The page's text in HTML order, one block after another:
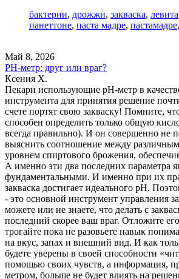
бактерии, дрожжи, закваска, левита
панеттоне, паста мадре, пастамадре,
Май 8, 2026
PH-метр: друг или враг?
Ксения Х.
Пекари использующие pH-метр в
инструмента для принятия решение
счете портят свою закваску! Помните,
способен определить только общую
всегда правильно). И он совершенно не
выяснить соотношение между
уровнем спиртового брожения,
А именно эти два последних параметра
фундаментальными. И именно при их
закваска достигает идеального pH.
- это основной инструмент управления
можете или не знаете, что делать с
последний скорее ваш враг. Отложите
трогайте пока не разовьете навык
на вкус, запах и внешний вид. И как
будете уверены в своей способности
помощью своих чувств, а информация,
метром, больше не будет влиять на